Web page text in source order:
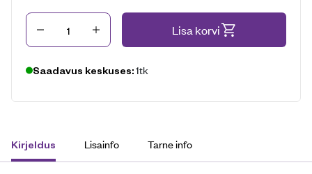
Kogus Lisa korvi
Saadavus keskuses:1tk
Kirjeldus Lisainfo Tarne info